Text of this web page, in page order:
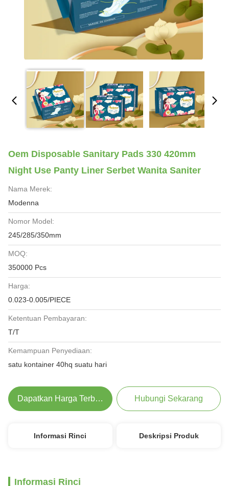
Oem Disposable Sanitary Pads 330 420mm
Night Use Panty Liner Serbet Wanita Saniter
Nama Merek:
Modenna
Nomor Model:
245/285/350mm
MOQ:
350000 Pcs
Harga:
0.023-0.005/PIECE
Ketentuan Pembayaran:
T/T
Kemampuan Penyediaan:
satu kontainer 40hq suatu hari
Dapatkan Harga Terbaik Hubungi Sekarang
Informasi Rinci Deskripsi Produk
Informasi Rinci